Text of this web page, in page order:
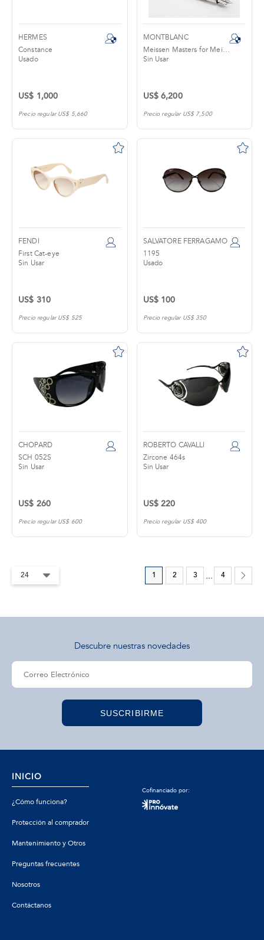
HERMES
Constance
Usado
US$ 1,000
Precio regular US$ 5,660
MONTBLANC
Meissen Masters for Meisterstück
Sin Usar
US$ 6,200
Precio regular US$ 7,500
FENDI
First Cat-eye
Sin Usar
US$ 310
Precio regular US$ 525
SALVATORE FERRAGAMO
1195
Usado
US$ 100
Precio regular US$ 350
CHOPARD
SCH 052S
Sin Usar
US$ 260
Precio regular US$ 600
ROBERTO CAVALLI
Zircone 464s
Sin Usar
US$ 220
Precio regular US$ 400
1 2 3 ... 4
Descubre nuestras novedades
SUSCRIBIRME
INICIO
¿Cómo funciona?
Protección al comprador
Mantenimiento y Otros
Preguntas frecuentes
Nosotros
Contáctanos
Cofinanciado por: